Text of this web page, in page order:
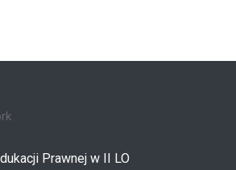
Prawnej w II LO